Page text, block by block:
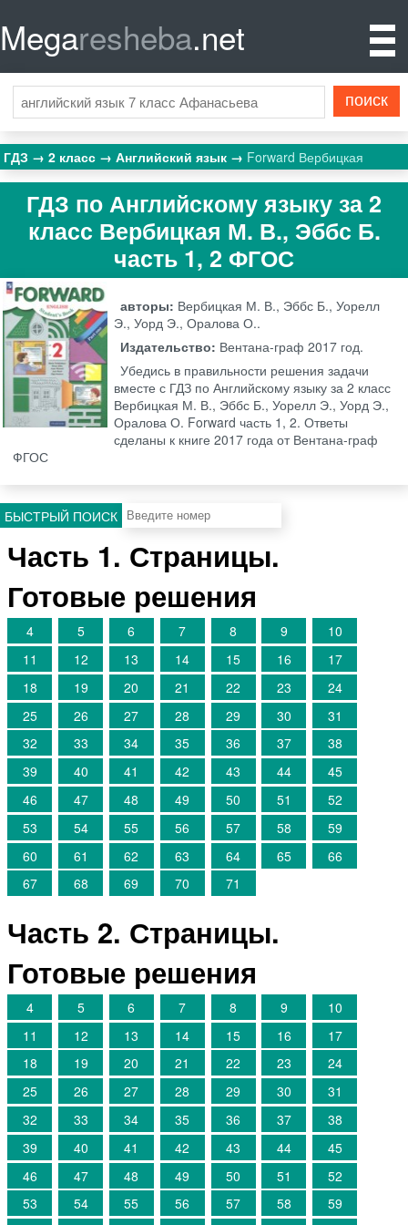
Megaresheba.net
ГДЗ 2 класс Английский язык Forward Вербицкая
ГДЗ по Английскому языку за 2
класс Вербицкая М. В., Эббс Б.
часть 1, 2 ФГОС
авторы: Вербицкая М. В., Эббс Б., Уорелл
Э., Уорд Э., Оралова О..
Издательство: Вентана-граф 2017 год.
Убедись в правильности решения задачи
вместе с ГДЗ по Английскому языку за 2 класс
Вербицкая М. В., Эббс Б., Уорелл Э., Уорд Э.,
Оралова О. Forward часть 1, 2. Ответы
сделаны к книге 2017 года от Вентана-граф
ФГОС
БЫСТРЫЙ ПОИСК
Часть 1. Страницы.
Готовые решения
4 5 6 7 8 9
10
11
12 13 14 15 16
17
18
19 20 21 22 23
24
25
26 27 28 29 30
31
32
33 34 35 36 37
38
39
40 41 42 43 44
45
46
47 48 49 50 51
52
53
54 55 56 57 58
59
60
61 62 63 64 65
66
67
68 69 70 71
Часть 2. Страницы.
Готовые решения
4 5 6 7 8 9
10
11
12 13 14 15 16
17
18
19 20 21 22 23
24
25
26 27 28 29 30
31
32
33 34 35 36 37
38
39
40 41 42 43 44
45
46
47 48 49 50 51
52
53
54 55 56 57 58
59